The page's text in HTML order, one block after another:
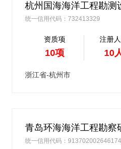
杭州国海海洋工程勘测
统一信用代码：732413329
资质项
10项
注册
10
浙江省-杭州市
青岛环海海洋工程勘察
统一信用代码：